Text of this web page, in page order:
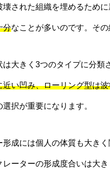
された組織を埋めるため
分なことが多いのです。そ
大きく3つのタイプに分類
近い凹み、ローリング型は
択が重要になります。
形成には個人の体質も大きく
レーターの形成度合いは大